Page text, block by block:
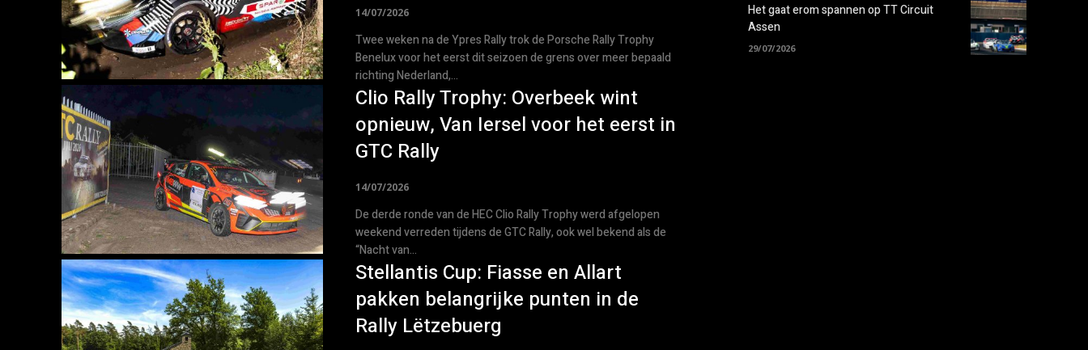
14/07/2026
Twee weken na de Ypres Rally trok de Porsche Rally Trophy
Benelux voor het eerst dit seizoen de grens over meer bepaald
richting Nederland,...
Clio Rally Trophy: Overbeek wint
opnieuw, Van Iersel voor het eerst in
GTC Rally
14/07/2026
De derde ronde van de HEC Clio Rally Trophy werd afgelopen
weekend verreden tijdens de GTC Rally, ook wel bekend als de
“Nacht van...
Stellantis Cup: Fiasse en Allart
pakken belangrijke punten in de
Rally Lëtzebuerg
Het gaat erom spannen op TT Circuit
Assen
29/07/2026